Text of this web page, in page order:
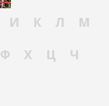
И К Л
М
Ф Х Ц
Ч